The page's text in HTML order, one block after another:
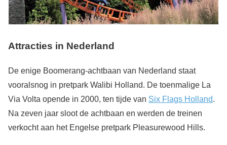
Attracties in Nederland
De enige Boomerang-achtbaan van Nederland staat
vooralsnog in pretpark Walibi Holland. De toenmalige La
Via Volta opende in 2000, ten tijde van Six Flags Holland.
Na zeven jaar sloot de achtbaan en werden de treinen
verkocht aan het Engelse pretpark Pleasurewood Hills.